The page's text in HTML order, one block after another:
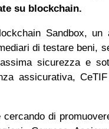
su blockchain.
Sandbox, un
di testare beni,
sicurezza e
assicurativa,
di